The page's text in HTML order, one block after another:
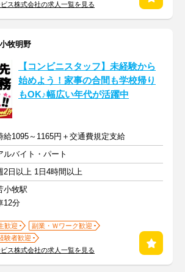
ス株式会社の求人一覧を見る
牧明野
【コンビニスタッフ】未経験から
始めよう！家事の合間も学校帰り
もOK♪幅広い年代が活躍中
給1095～1165円＋交通費規定支給
ルバイト・パート
2日以上 1日4時間以上
小牧駅
12分
歓迎
副業・Ｗワーク歓迎
験者歓迎
ス株式会社の求人一覧を見る